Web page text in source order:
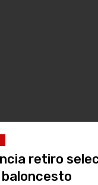
retiro